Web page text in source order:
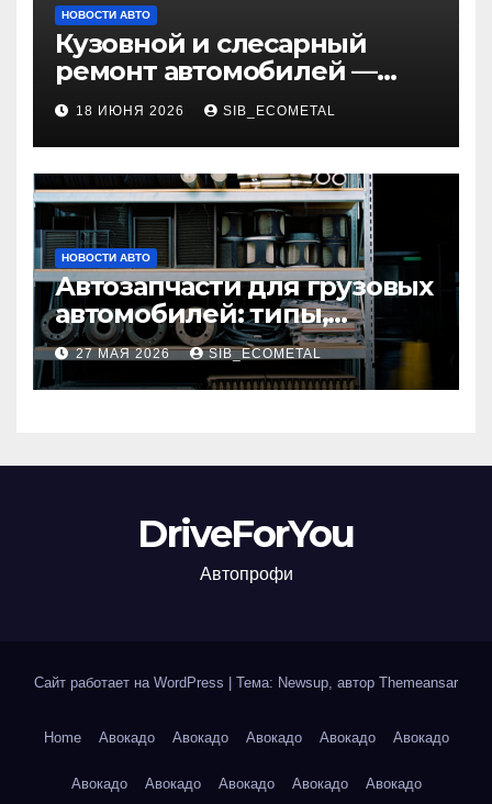
НОВОСТИ АВТО
Кузовной и слесарный
ремонт автомобилей —
наличие оригинальных
запчастей и типичные
сроки выполнения работ
18 ИЮНЯ 2026 SIB_ECOMETAL
НОВОСТИ АВТО
Автозапчасти для грузовых
автомобилей: типы,
совместимость и критерии
подбора
27 МАЯ 2026 SIB_ECOMETAL
DriveForYou
Автопрофи
Сайт работает на WordPress Тема: Newsup, автор Themeansar
Home Авокадо Авокадо Авокадо Авокадо Авокадо
Авокадо Авокадо Авокадо Авокадо Авокадо